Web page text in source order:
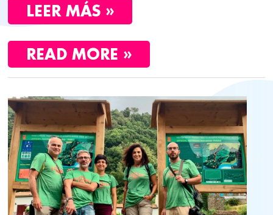
LEER MÁS »
READ MORE »
10
DÍAS
A
AZORES
POR
LIBRE.
CÓMO
ORGANIZARLO